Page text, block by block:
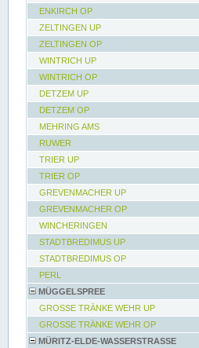
ENKIRCH OP
ZELTINGEN UP
ZELTINGEN OP
WINTRICH UP
WINTRICH OP
DETZEM UP
DETZEM OP
MEHRING AMS
RUWER
TRIER UP
TRIER OP
GREVENMACHER UP
GREVENMACHER OP
WINCHERINGEN
STADTBREDIMUS UP
STADTBREDIMUS OP
PERL
MÜGGELSPREE
GROSSE TRÄNKE WEHR UP
GROSSE TRÄNKE WEHR OP
MÜRITZ-ELDE-WASSERSTRASSE